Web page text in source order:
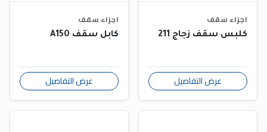
اجزاء سقف
كلبس سقف زجاج 211
عرض التفاصيل
اجزاء سقف
كابل سقف A150
عرض التفاصيل